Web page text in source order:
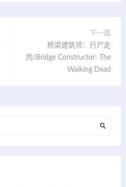
下一篇
桥梁建筑师：行尸走
肉/Bridge Constructor: The
Walking Dead